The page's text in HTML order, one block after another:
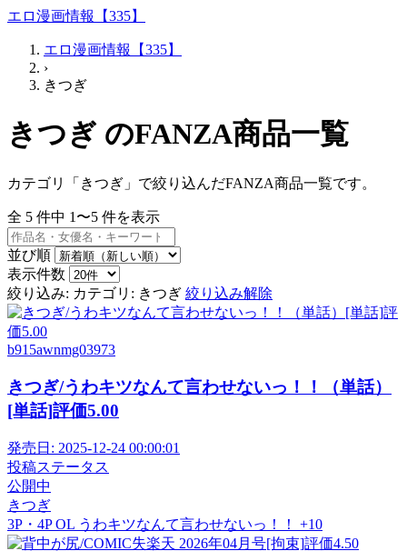
エロ漫画情報【335】
エロ漫画情報【335】
›
きつぎ
きつぎ のFANZA商品一覧
カテゴリ「きつぎ」で絞り込んだFANZA商品一覧です。
全 5 件中 1〜5 件を表示
並び順
表示件数
絞り込み: カテゴリ: きつぎ 絞り込み解除
b915awnmg03973
きつぎ/うわキツなんて言わせないっ！！（単話）
[単話]評価5.00
発売日: 2025-12-24 00:00:01
投稿ステータス
公開中
きつぎ
3P・4POL うわキツなんて言わせないっ！！ +10